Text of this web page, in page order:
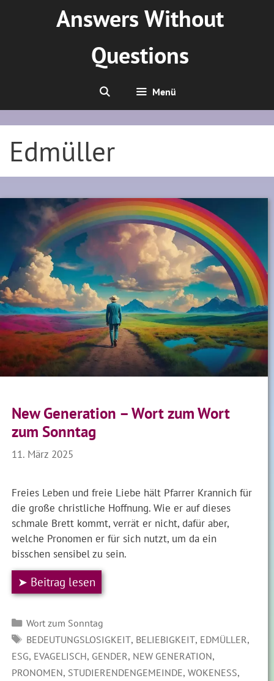
Answers Without
Questions
Menü
Edmüller
New Generation – Wort zum Wort
zum Sonntag
11. März 2025
Freies Leben und freie Liebe hält Pfarrer Krannich für
die große christliche Hoffnung. Wie er auf dieses
schmale Brett kommt, verrät er nicht, dafür aber,
welche Pronomen er für sich nutzt, um da ein
bisschen sensibel zu sein.
➤ Beitrag lesen
Kategorien
Wort zum Sonntag
SCHLAGWÖRTER
BEDEUTUNGSLOSIGKEIT, BELIEBIGKEIT, EDMÜLLER,
ESG, EVAGELISCH, GENDER, NEW GENERATION,
PRONOMEN, STUDIERENDENGEMEINDE,WOKENESS,